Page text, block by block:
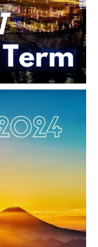
体院の予約につ